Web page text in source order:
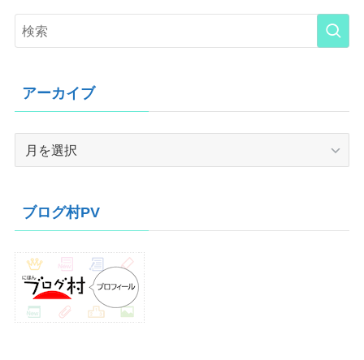
アーカイブ
ブ
ブログ村PV